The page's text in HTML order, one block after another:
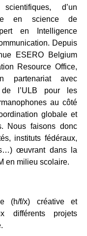
d’un
en science de
en Intelligence
Depuis
ESERO Belgium
Resource Office,
partenariat avec
de l’ULB pour les
au côté
globale et
Nous faisons donc
instituts fédéraux,
œuvrant dans la
en milieu scolaire.
(h/f/x) créative et
différents projets